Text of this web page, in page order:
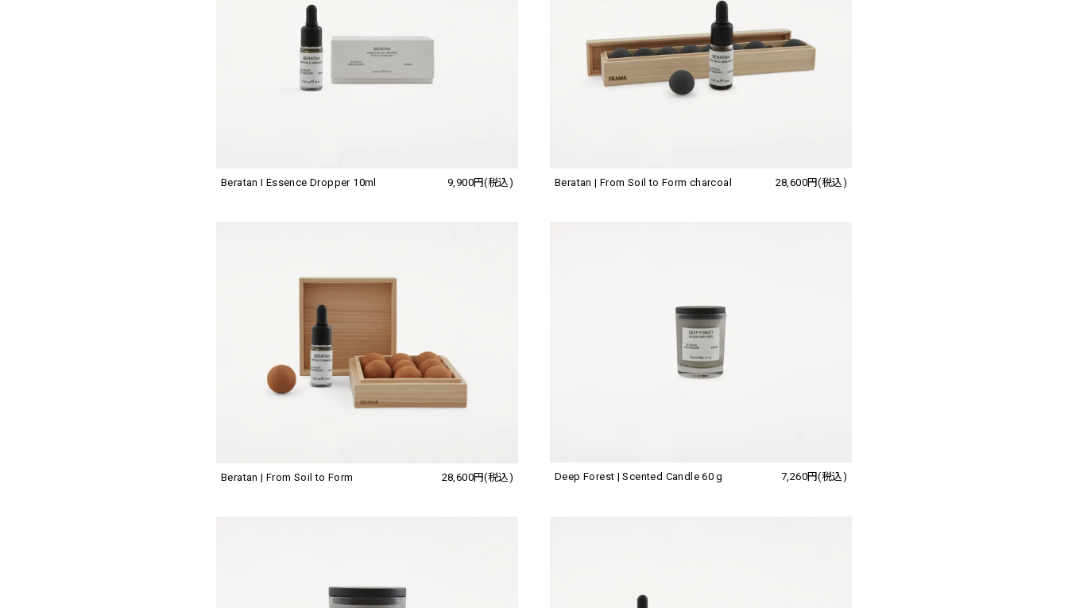
Beratan I Essence Dropper 10ml 9,900円(税込) Beratan | From Soil to Form charcoal 28,600円(税込)
Beratan | From Soil to Form 28,600円(税込) Deep Forest | Scented Candle 60 g 7,260円(税込)